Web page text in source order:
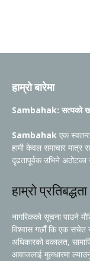
हाम्रो बारेमा
Sambahak: सत्यको
Sambahak एक
हामी केवल समाचार मात्र
दृढतापूर्वक उभिने अठोटका
हाम्रो प्रतिबद्धता
नागरिकको सूचना पाउने
विश्वास गर्छौं कि एक
अधिकारको वकालत,
आवाजलाई मूलधारमा